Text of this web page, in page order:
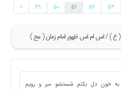
) / اس ام اس ظهور امام زمان ( عج )
» 49 50 51 52 53
به خون دل بکنم شستشو سر و رويم